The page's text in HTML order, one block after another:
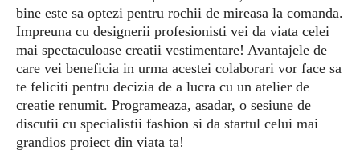
bine este sa optezi pentru rochii de mireasa la comanda.
Impreuna cu designerii profesionisti vei da viata celei
mai spectaculoase creatii vestimentare! Avantajele de
care vei beneficia in urma acestei colaborari vor face sa
te feliciti pentru decizia de a lucra cu un atelier de
creatie renumit. Programeaza, asadar, o sesiune de
discutii cu specialistii fashion si da startul celui mai
grandios proiect din viata ta!